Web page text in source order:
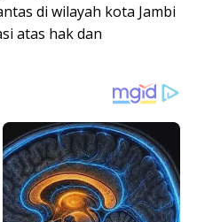
di wilayah kota Jambi
atas hak dan